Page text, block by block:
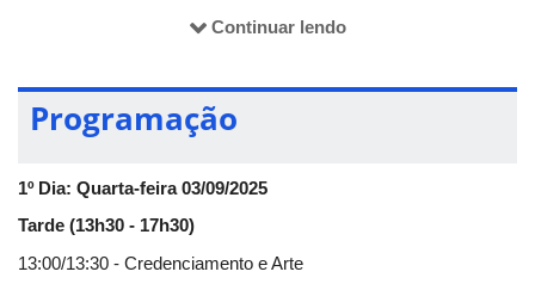
(FAPEMIG), que busca dar visibilidade
pesquisa, ensino e extensão são ou já foram fomentadas pela
FAPEMIG, a divulgarem os seus trabalhos. Nesse sentido, a
capacitação para servidores, discentes e comunidade externa.
Eixos temáticos:
Continuar lendo
Programação
1º Dia: Quarta-feira 03/09/2025
Tarde (13h30 - 17h30)
13:00/13:30 - Credenciamento e Arte